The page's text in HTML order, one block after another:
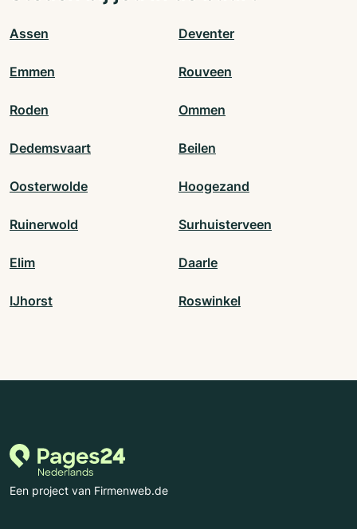
Assen Deventer
Emmen Rouveen
Roden Ommen
Dedemsvaart Beilen
Oosterwolde Hoogezand
Ruinerwold Surhuisterveen
Elim Daarle
IJhorst Roswinkel
Een project van Firmenweb.de